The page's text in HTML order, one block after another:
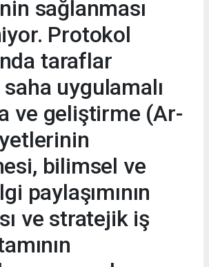
sağlanması
Protokol
taraflar
saha uygulamalı
ve geliştirme (Ar-
bilimsel ve
paylaşımının
ve stratejik iş